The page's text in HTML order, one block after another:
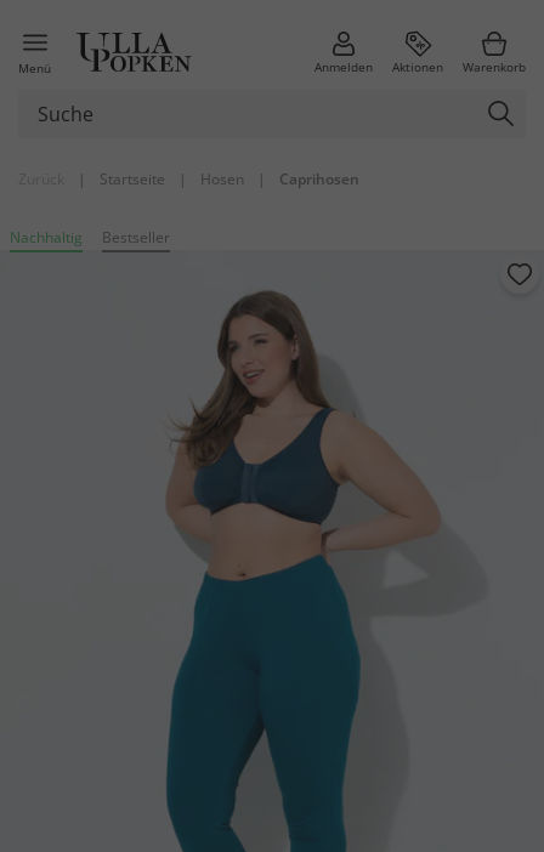
Menü Anmelden Aktionen Warenkorb
| Startseite | Hosen | Caprihosen
Nachhaltig Bestseller